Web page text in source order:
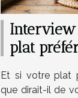
Interview
plat
Et si votre plat
que dirait-il de